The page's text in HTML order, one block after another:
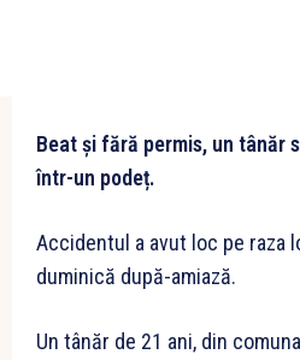
Beat și fără permis, un tânăr
într-un podeț.
Accidentul a avut loc pe raza
duminică după-amiază.
Un tânăr de 21 ani, din